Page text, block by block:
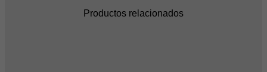
Productos relacionados